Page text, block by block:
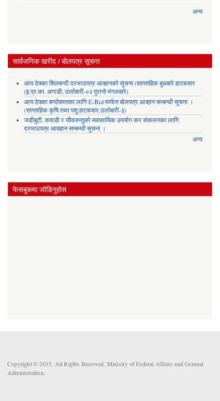
अन्य
सार्वजनिक खरीद / बोलपत्र सूचना
आय ठेक्का शिलबन्दी दरभाउपत्र आव्हानको सूचना (साप्ताहिक बुधबारे हाटबजार
(इ.प्र.का. अगाडी, उर्लाबारी-०२ पुरानो मंगलबारे)
आय ठेक्का बन्दोबस्तका लागि E-Bid मार्फत बोलपत्र आव्हान सम्बन्धी सूचना ।
(साप्ताहिक कृषि तथा पशु हाटबजार,उर्लाबारी-३)
जडीबुटी, कवाडी र जीवजन्तुको व्यवसायिक उपयोग कर संकलनका लागि
दरभाउपत्र आवहान सम्बन्धी सूचना ।
अन्य
फेसबुकमा जोडिनुहोस
Copyright © 2015. All Rights Reserved. Ministry of Federal Affairs and General
Administration.